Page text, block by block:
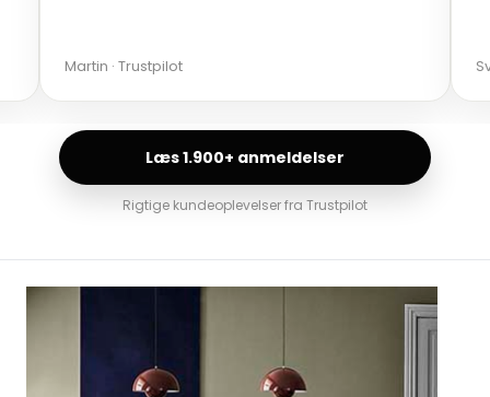
Martin · Trustpilot
Læs 1.900+ anmeldelser
Rigtige kundeoplevelser fra Trustpilot